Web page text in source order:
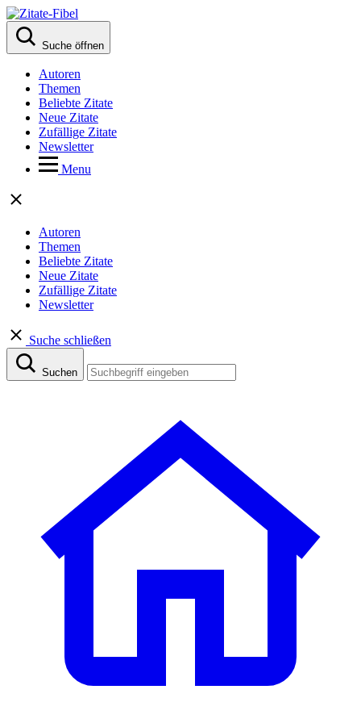
Suche öffnen
Autoren
Themen
Beliebte Zitate
Neue Zitate
Zufällige Zitate
Newsletter
Menu
Autoren
Themen
Beliebte Zitate
Neue Zitate
Zufällige Zitate
Newsletter
Suche schließen
Suchen